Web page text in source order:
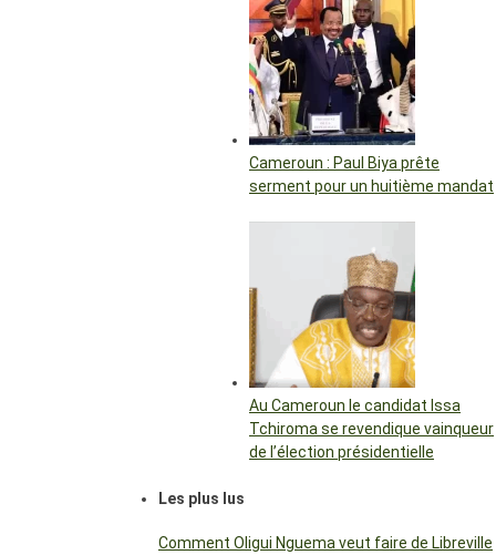
Cameroun : Paul Biya prête
serment pour un huitième mandat
Au Cameroun le candidat Issa
Tchiroma se revendique vainqueur
de l’élection présidentielle
Les plus lus
Comment Oligui Nguema veut faire de Libreville